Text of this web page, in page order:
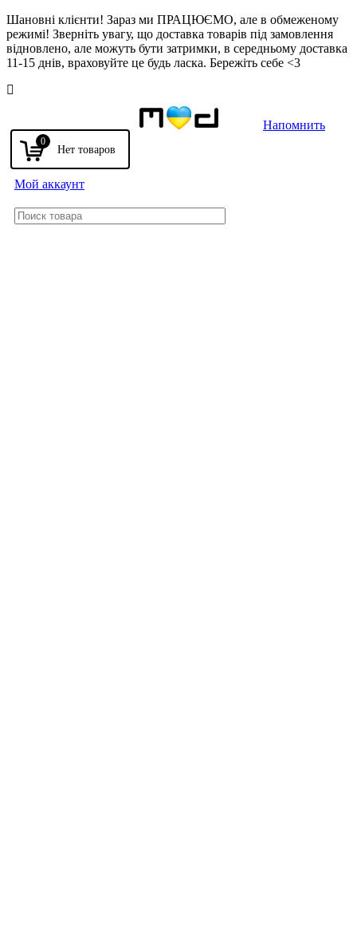
Шановні клієнти! Зараз ми ПРАЦЮЄМО, але в обмеженому
режимі! Зверніть увагу, що доставка товарів під замовлення
відновлено, але можуть бути затримки, в середньому доставка
11-15 днів, враховуйте це будь ласка. Бережіть себе <3
0
Мой аккаунт
Напомнить